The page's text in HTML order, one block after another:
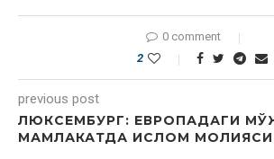
0 comment
2
previous post
ЛЮКСЕМБУРГ: ЕВРОПАДАГИ
МАМЛАКАТДА ИСЛОМ